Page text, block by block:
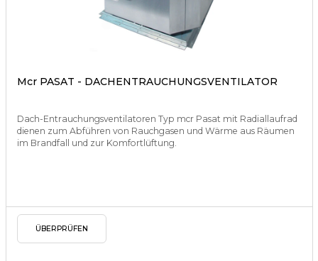
Mcr PASAT - DACHENTRAUCHUNGSVENTILATOR
Dach-Entrauchungsventilatoren Typ mcr Pasat mit Radiallaufrad
dienen zum Abführen von Rauchgasen und Wärme aus Räumen
im Brandfall und zur Komfortlüftung.
ÜBERPRÜFEN